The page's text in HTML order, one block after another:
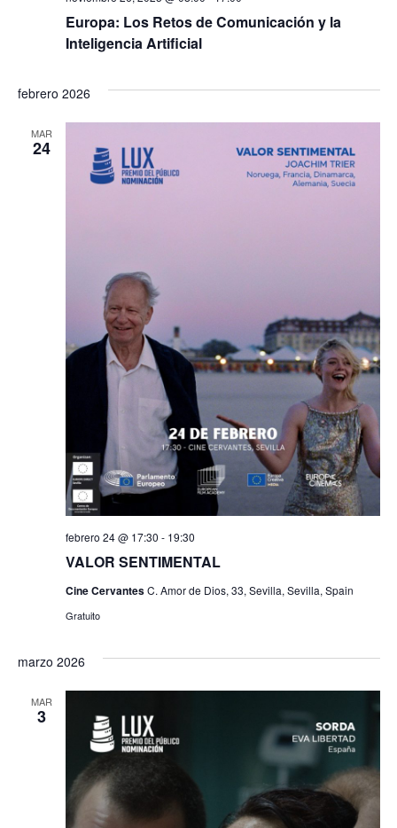
Europa: Los Retos de Comunicación y la
Inteligencia Artificial
febrero 2026
MAR
24
VALOR SENTIMENTAL
febrero 24 @ 17:30 - 19:30
Cine CervantesC. Amor de Dios, 33, Sevilla, Sevilla, Spain
Gratuito
marzo 2026
MAR
3